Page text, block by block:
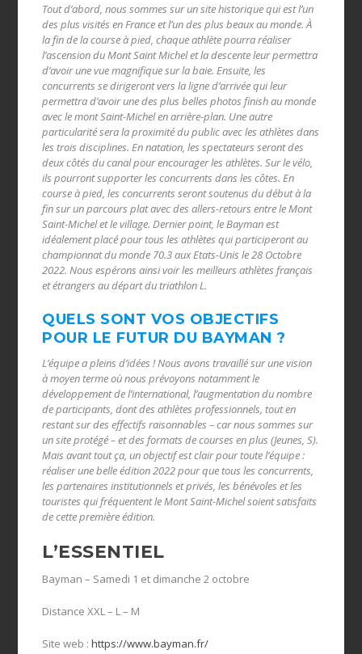
Tout d’abord, nous sommes sur un site historique qui est l’un
des plus visités en France et l’un des plus beaux au monde. À
la fin de la course à pied, chaque athlète pourra réaliser
l’ascension du Mont Saint Michel et la descente leur permettra
d’avoir une vue magnifique sur la baie. Ensuite, les
concurrents se dirigeront vers la ligne d’arrivée qui leur
permettra d’avoir une des plus belles photos finish au monde
avec le mont Saint-Michel en arrière-plan. Une autre
particularité sera la proximité du public avec les athlètes dans
les trois disciplines. En natation, les spectateurs seront des
deux côtés du canal pour encourager les athlètes. Sur le vélo,
ils pourront supporter les concurrents dans les côtes. En
course à pied, les concurrents seront soutenus du début à la
fin sur un parcours plat avec des allers-retours entre le Mont
Saint-Michel et le village. Dernier point, le Bayman est
idéalement placé pour tous les athlètes qui participeront au
championnat du monde 70.3 aux Etats-Unis le 28 Octobre
2022. Nous espérons ainsi voir les meilleurs athlètes français
et étrangers au départ du triathlon L.
QUELS SONT VOS OBJECTIFS
POUR LE FUTUR DU BAYMAN ?
L’équipe a pleins d’idées ! Nous avons travaillé sur une vision
à moyen terme où nous prévoyons notamment le
développement de l’international, l’augmentation du nombre
de participants, dont des athlètes professionnels, tout en
restant sur des effectifs raisonnables – car nous sommes sur
un site protégé – et des formats de courses en plus (Jeunes, S).
Mais avant tout ça, un objectif est clair pour toute l’équipe :
réaliser une belle édition 2022 pour que tous les concurrents,
les partenaires institutionnels et privés, les bénévoles et les
touristes qui fréquentent le Mont Saint-Michel soient satisfaits
de cette première édition.
L’ESSENTIEL
Bayman – Samedi 1 et dimanche 2 octobre
Distance XXL – L – M
Site web :https://www.bayman.fr/